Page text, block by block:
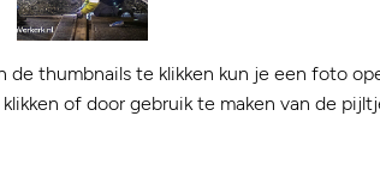
de thumbnails te klikken kun je een foto
of door gebruik te maken van de